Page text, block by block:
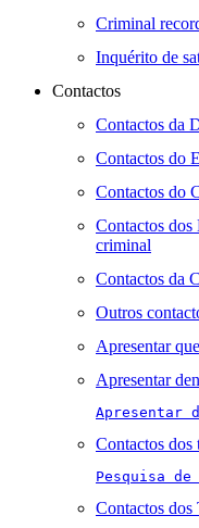
Criminal
Inquérito de
Contactos
Contactos da
Contactos do
Contactos do
Contactos dos
criminal
Contactos da
Outros
Apresentar
Apresentar
Apresentar
Contactos
Pesquisa
Contactos